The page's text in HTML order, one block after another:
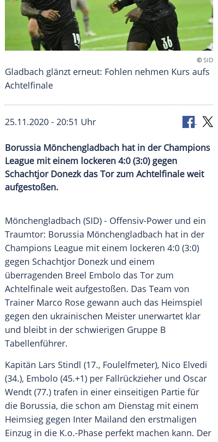
©SID
Gladbach glänzt erneut: Fohlen nehmen Kurs aufs
Achtelfinale
25.11.2020 - 20:51 Uhr
Borussia Mönchengladbach hat in der Champions
League mit einem lockeren 4:0 (3:0) gegen
Schachtjor Donezk das Tor zum Achtelfinale weit
aufgestoßen.
Mönchengladbach (SID) - Offensiv-Power und ein
Traumtor: Borussia Mönchengladbach hat in der
Champions League mit einem lockeren 4:0 (3:0)
gegen Schachtjor Donezk und einem
überragenden Breel Embolo das Tor zum
Achtelfinale weit aufgestoßen. Das Team von
Trainer Marco Rose gewann auch das Heimspiel
gegen den ukrainischen Meister unerwartet klar
und bleibt in der schwierigen Gruppe B
Tabellenführer.
Kapitän Lars Stindl (17., Foulelfmeter), Nico Elvedi
(34.), Embolo (45.+1) per Fallrückzieher und Oscar
Wendt (77.) trafen in einer einseitigen Partie für
die Borussia, die schon am Dienstag mit einem
Heimsieg gegen Inter Mailand den erstmaligen
Einzug in die K.o.-Phase perfekt machen kann. Der